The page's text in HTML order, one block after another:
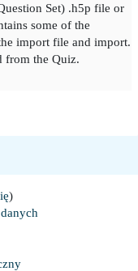
Set) .h5p file or
some of the
import file and import.
from the Quiz.
)